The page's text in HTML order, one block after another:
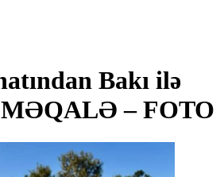
Bakı ilə
MƏQALƏ – FOTO